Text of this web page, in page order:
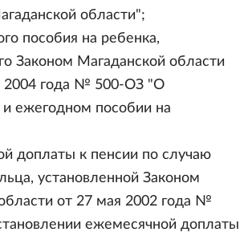
области";
пособия на ребенка,
Законом Магаданской области
2004 года № 500-ОЗ "О
ежегодном пособии на
доплаты к пенсии по случаю
установленной Законом
от 27 мая 2002 года №
ежемесячной доплаты